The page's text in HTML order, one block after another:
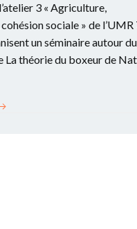
3 « Agriculture,
sociale » de
un séminaire autour
La théorie du boxeur de